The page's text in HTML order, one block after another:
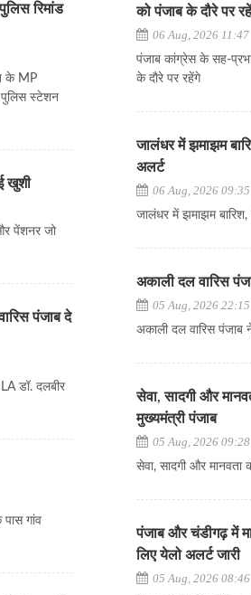
रिमांड
के MP
पुलिस स्टेशन
खुशी
पेंशनर जो
पंजाब दे
डॉ. दलबीर
गांव
को पंजाब के दौरे पर
06 Aug, 2026 11:47
पंजाब कांग्रेस के सह-
के दौरे पर रहेंगे
जालंधर में झमाझम
अलर्ट
06 Aug, 2026 09:35
जालंधर में झमाझम बारिश,
अकाली दल वारिस
05 Aug, 2026 22:15
अकाली दल वारिस पंजाब
सेवा, सादगी और
मुख्यमंत्री पंजाब
05 Aug, 2026 09:28
सेवा, सादगी और
पंजाब और चंडीगढ़ में
लिए येलो अलर्ट जारी
05 Aug, 2026 08:46